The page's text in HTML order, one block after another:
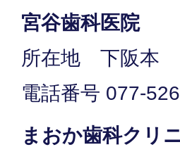
宮谷歯科医院
所在地 下阪本
電話番号 077-
まおか歯科クリ